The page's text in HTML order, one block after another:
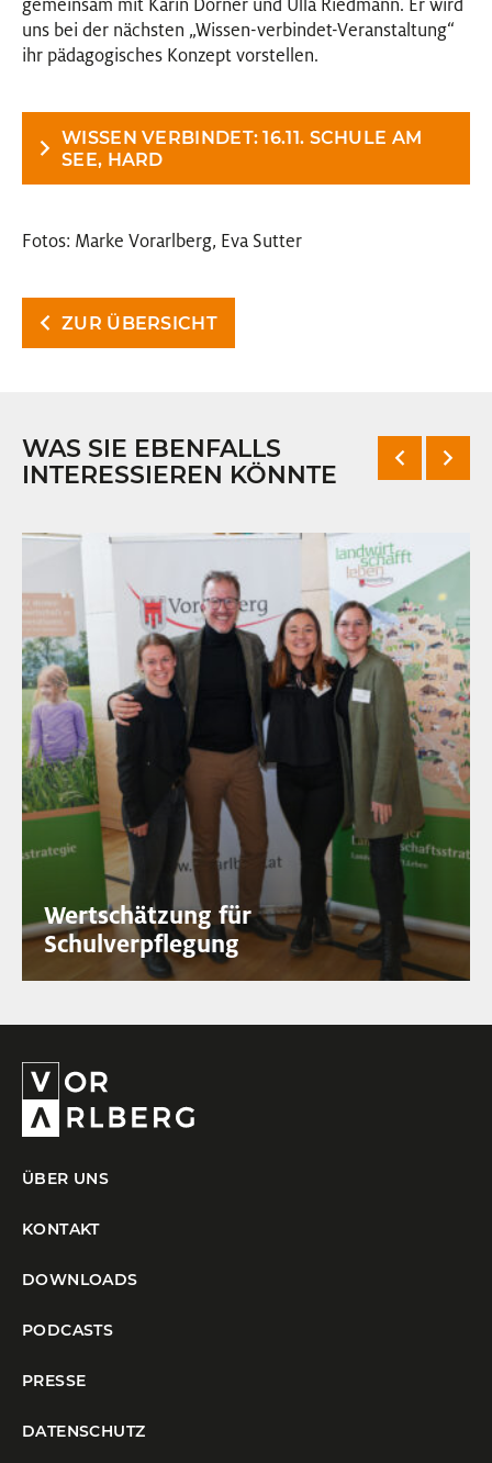
gemeinsam mit Karin Dorner und Ulla Riedmann. Er wird
uns bei der nächsten „Wissen-verbindet-Veranstaltung“
ihr pädagogisches Konzept vorstellen.
WISSEN VERBINDET: 16.11. SCHULE AM
SEE, HARD
Fotos: Marke Vorarlberg, Eva Sutter
ZUR ÜBERSICHT
WAS SIE EBENFALLS
INTERESSIEREN KÖNNTE
Wertschätzung für
Schulverpflegung
ÜBER UNS
KONTAKT
DOWNLOADS
PODCASTS
PRESSE
DATENSCHUTZ